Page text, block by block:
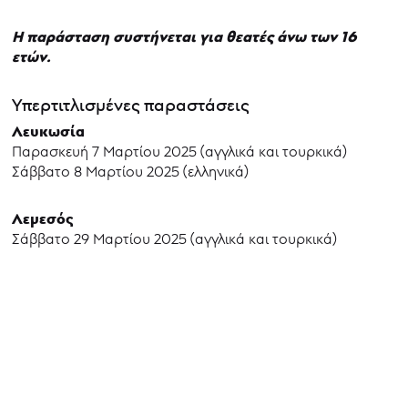
Η παράσταση συστήνεται για θεατές άνω των 16
ετών.
Υπερτιτλισμένες παραστάσεις
Λευκωσία
Παρασκευή 7 Μαρτίου 2025 (αγγλικά και τουρκικά)
Σάββατο 8 Μαρτίου 2025 (ελληνικά)
Λεμεσός
Σάββατο 29 Μαρτίου 2025 (αγγλικά και τουρκικά)